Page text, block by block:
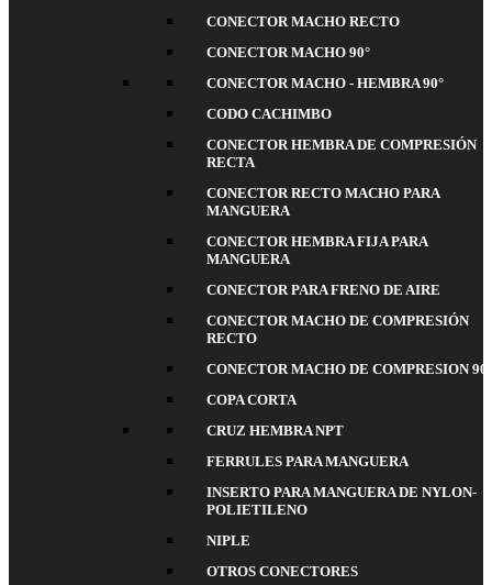
CONECTOR MACHO RECTO
CONECTOR MACHO 90°
CONECTOR MACHO - HEMBRA 90°
CODO CACHIMBO
CONECTOR HEMBRA DE COMPRESIÓN
RECTA
CONECTOR RECTO MACHO PARA
MANGUERA
CONECTOR HEMBRA FIJA PARA
MANGUERA
CONECTOR PARA FRENO DE AIRE
CONECTOR MACHO DE COMPRESIÓN
RECTO
CONECTOR MACHO DE COMPRESION 90°
COPA CORTA
CRUZ HEMBRA NPT
FERRULES PARA MANGUERA
INSERTO PARA MANGUERA DE NYLON-
POLIETILENO
NIPLE
OTROS CONECTORES